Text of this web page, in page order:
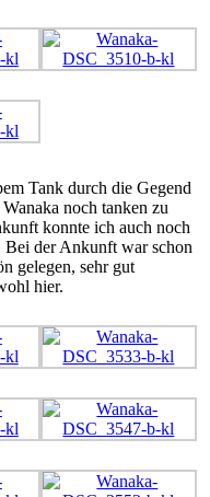
Tank durch die Gegend
noch tanken zu
konnte ich auch noch
Bei der Ankunft war schon
gelegen, sehr gut
hier.